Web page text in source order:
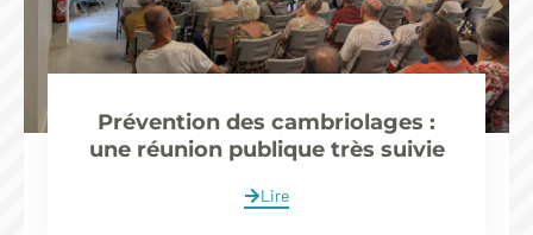
Prévention des cambriolages :
une réunion publique très suivie
Lire